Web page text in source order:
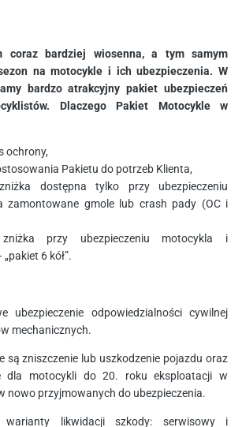
coraz bardziej wiosenna, a tym samym
na motocykle i ich ubezpieczenia. W
bardzo atrakcyjny pakiet ubezpieczeń
Dlaczego Pakiet Motocykle w
ochrony,
Pakietu do potrzeb Klienta,
dostępna tylko przy ubezpieczeniu
zamontowane gmole lub crash pady (OC i
przy ubezpieczeniu motocykla i
6 kół”.
ubezpieczenie odpowiedzialności cywilnej
mechanicznych.
są zniszczenie lub uszkodzenie pojazdu oraz
dla motocykli do 20. roku eksploatacji w
nowo przyjmowanych do ubezpieczenia.
likwidacji szkody: serwisowy i